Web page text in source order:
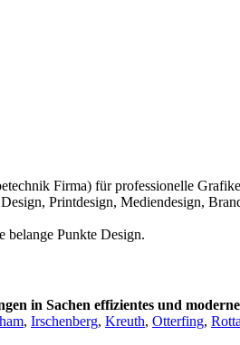
Firma) für professionelle
Printdesign, Mediendesign,
belange Punkte Design.
in Sachen effizientes und
, Irschenberg, Kreuth, Otterfing,